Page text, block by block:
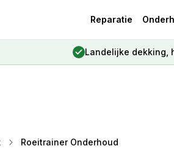
Reparatie
Landelijke dekking,
Roeitrainer Onderhoud